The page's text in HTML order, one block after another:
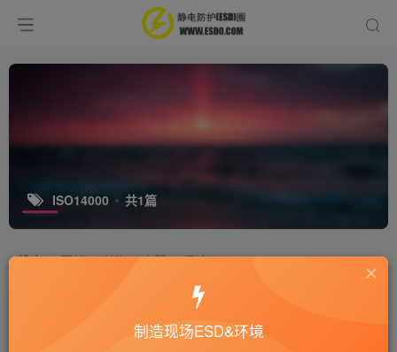
ISO14000 共1篇
排序 更新 浏览 点赞 评论
环境管理体系
环境技术
制造现场ESD&环境